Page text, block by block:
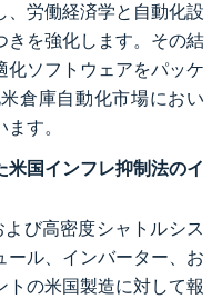
、労働経済学と自動化設
きを強化します。その結
化ソフトウェアをパッケ
倉庫自動化市場におい
す。
米国インフレ抑制法のイ
び高密度シャトルシス
ール、インバーター、お
トの米国製造に対して報